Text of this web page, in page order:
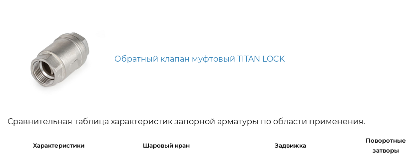
Обратный клапан муфтовый TITAN LOCK
Сравнительная таблица характеристик запорной арматуры по области применения.
Характеристики Шаровый кран Задвижка
Поворотные
затворы